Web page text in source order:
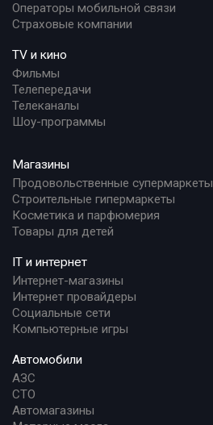
Операторы мобильной связи
Страховые компании
TV и кино
Фильмы
Телепередачи
Телеканалы
Шоу-программы
Магазины
Продовольственные супермаркеты
Строительные гипермаркеты
Косметика и парфюмерия
Товары для детей
IT и интернет
Интернет-магазины
Интернет провайдеры
Социальные сети
Компьютерные игры
Автомобили
АЗС
СТО
Автомагазины